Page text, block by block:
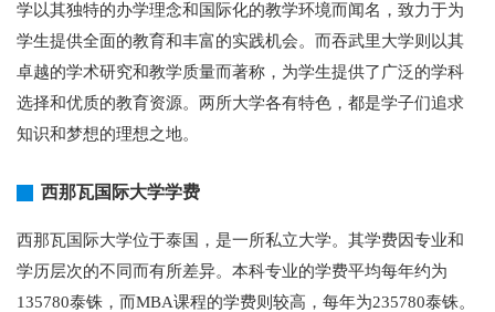
学以其独特的办学理念和国际化的教学环境而闻名，致力于为
学生提供全面的教育和丰富的实践机会。而吞武里大学则以其
卓越的学术研究和教学质量而著称，为学生提供了广泛的学科
选择和优质的教育资源。两所大学各有特色，都是学子们追求
知识和梦想的理想之地。
西那瓦国际大学学费
西那瓦国际大学位于泰国，是一所私立大学。其学费因专业和
学历层次的不同而有所差异。本科专业的学费平均每年约为
135780泰铢，而MBA课程的学费则较高，每年为235780泰铢。